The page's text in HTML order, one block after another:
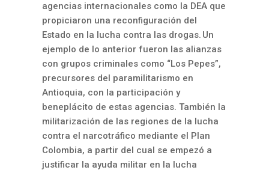
agencias internacionales como la DEA que
propiciaron una reconfiguración del
Estado en la lucha contra las drogas. Un
ejemplo de lo anterior fueron las alianzas
con grupos criminales como “Los Pepes”,
precursores del paramilitarismo en
Antioquia, con la participación y
beneplácito de estas agencias. También la
militarización de las regiones de la lucha
contra el narcotráfico mediante el Plan
Colombia, a partir del cual se empezó a
justificar la ayuda militar en la lucha